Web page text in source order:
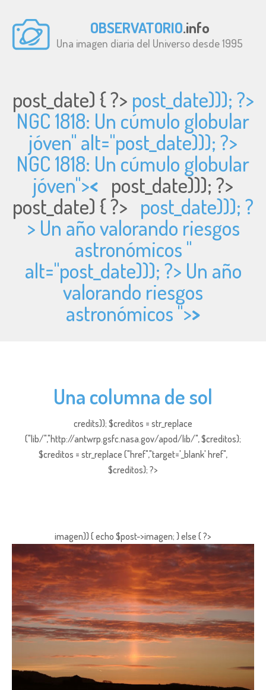
OBSERVATORIO.info
Una imagen diaria del Universo desde 1995
post_date) { ?> post_date))); ?>
NGC 1818: Un cúmulo globular
jóven" alt="post_date))); ?>
NGC 1818: Un cúmulo globular
jóven">< post_date))); ?>
post_date) { ?> post_date))); ?
> Un año valorando riesgos
astronómicos "
alt="post_date))); ?> Un año
valorando riesgos
astronómicos ">>
Una columna de sol
credits)); $creditos = str_replace
("lib/","http://antwrp.gsfc.nasa.gov/apod/lib/", $creditos);
$creditos = str_replace ("href","target='_blank' href",
$creditos); ?>
imagen)) { echo $post->imagen; } else { ?>